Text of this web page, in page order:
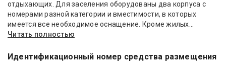
отдыхающих. Для заселения оборудованы два корпуса с
номерами разной категории и вместимости, в которых
имеется все необходимое оснащение. Кроме жилых...
Читать полностью
Идентификационный номер средства размещения